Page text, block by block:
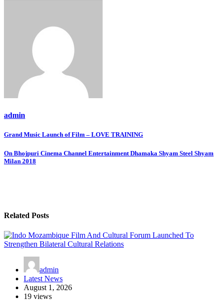
admin
Post
navigation
Grand Music Launch of Film – LOVE TRAINING
On Bhojpuri Cinema Channel Entertainment Dhamaka Shyam Steel Shyam
Milan 2018
Related Posts
admin
Latest News
August 1, 2026
19 views